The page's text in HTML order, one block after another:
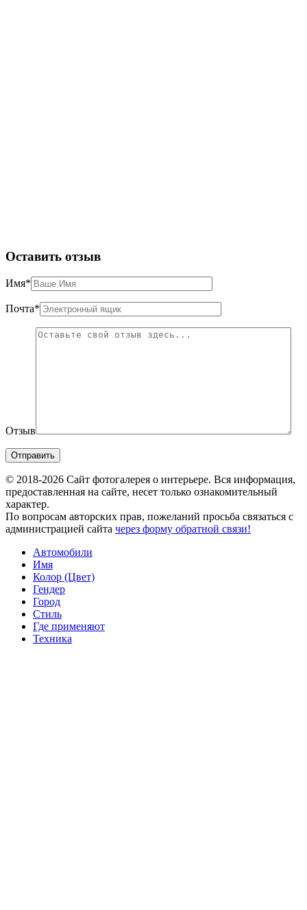
Оставить отзыв
Имя*
Почта*
Отзыв
© 2018-2026 Сайт фотогалерея о интерьере. Вся информация,
предоставленная на сайте, несет только ознакомительный
характер.
По вопросам авторских прав, пожеланий просьба связаться с
администрацией сайта через форму обратной связи!
Автомобили
Имя
Колор (Цвет)
Гендер
Город
Стиль
Где применяют
Техника